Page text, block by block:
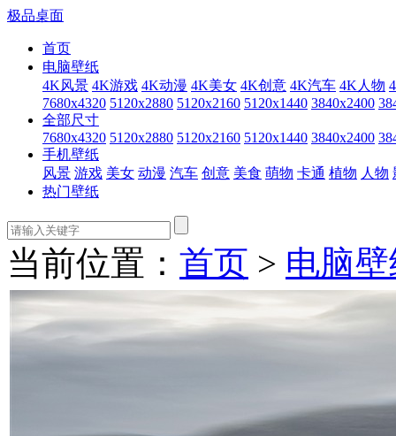
极品桌面
首页
电脑壁纸
4K风景 4K游戏 4K动漫 4K美女 4K创意 4K汽车 4K人物
7680x4320 5120x2880 5120x2160 5120x1440 3840x2400
全部尺寸
7680x4320 5120x2880 5120x2160 5120x1440 3840x2400
手机壁纸
风景 游戏 美女 动漫 汽车 创意 美食 萌物 卡通 植物 人物
热门壁纸
当前位置： 首页 > 电脑